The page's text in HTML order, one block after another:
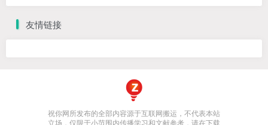
友情链接
祝你网所发布的全部内容源于互联网搬运，不代表本站
立场，仅限于小范围内传播学习和文献参考，请在下载